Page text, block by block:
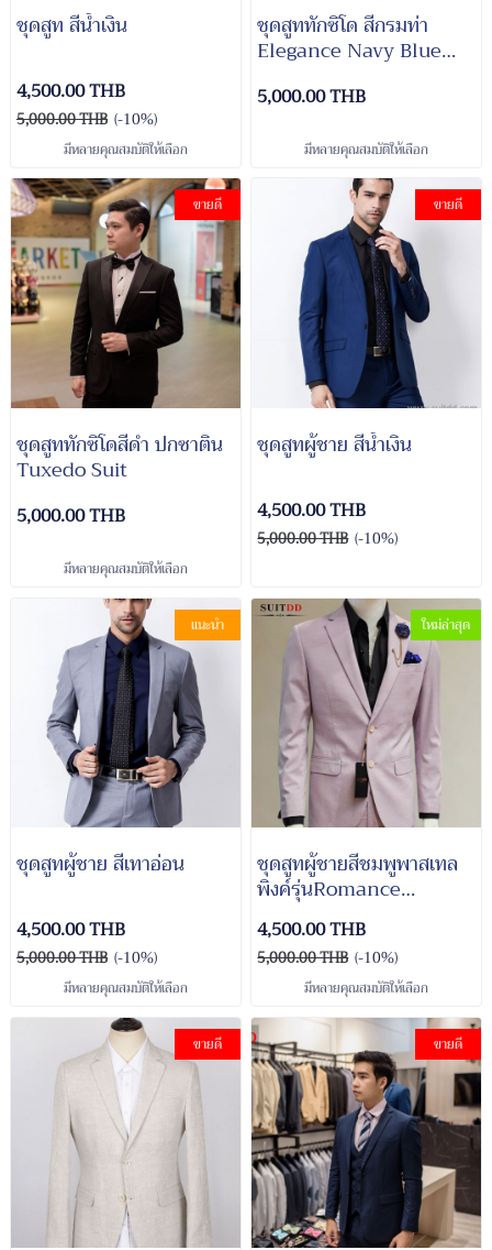
ชุดสูท สีน้ำเงิน
4,500.00 THB
5,000.00 THB (-10%)
มีหลายคุณสมบัติให้เลือก
ชุดสูททักซิโด สีกรมท่า
Elegance Navy Blue
5,000.00 THB
มีหลายคุณสมบัติให้เลือก
ขายดี
ชุดสูททักซิโดสีดำ ปกซาติน
Tuxedo Suit
5,000.00 THB
มีหลายคุณสมบัติให้เลือก
ขายดี
ชุดสูทผู้ชาย สีน้ำเงิน
4,500.00 THB
5,000.00 THB (-10%)
แนะนำ
ชุดสูทผู้ชาย สีเทาอ่อน
4,500.00 THB
5,000.00 THB (-10%)
มีหลายคุณสมบัติให้เลือก
ใหม่ล่าสุด
ชุดสูทผู้ชายสีชมพูพาสเทล
พิงค์รุ่นRomance
Playboy Pink Suit
4,500.00 THB
5,000.00 THB (-10%)
มีหลายคุณสมบัติให้เลือก
ขายดี ขายดี